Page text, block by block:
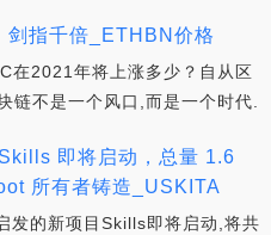
指千倍_ETHBN价格
在2021年将上涨多少？自从区
链不是一个风口,而是一个时代.
即将启动，总量 1.6
所有者铸造_USKITA
发的新项目Skills即将启动,将共